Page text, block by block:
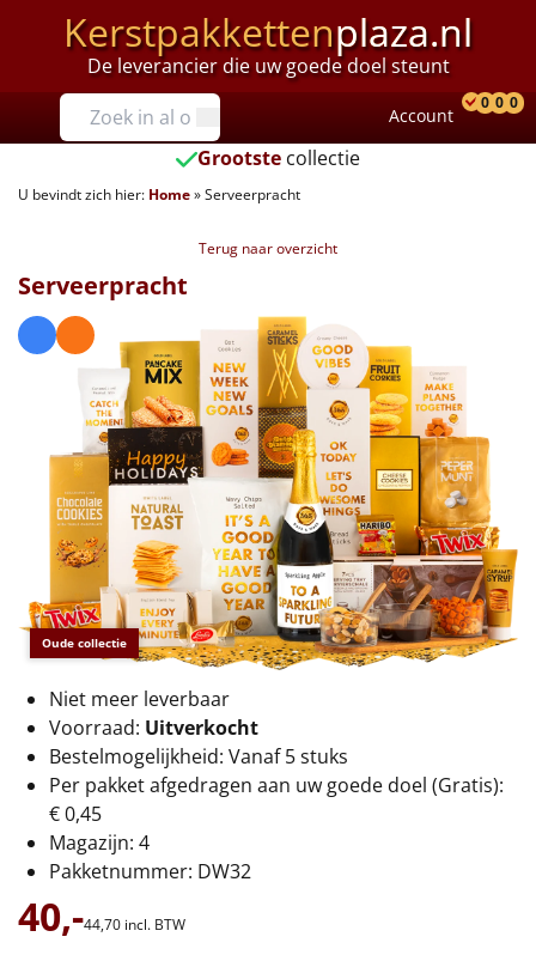
Kerstpakkettenplaza.nl
De leverancier die uw goede doel steunt
Prijzen
Tot €25
€25 tot €35
€40 tot €45
€45 tot €50
€50 tot €55
€55 tot €75
€75 tot €100
€100 en hoger
Alle kerstpakketten 2026
Thema
Origineel
Rituals
Luxe
Mannen
Account
0 0 0
Grootste collectie
U bevindt zich hier: Home»Serveerpracht
Terug naar overzicht
Oude collectie
Serveerpracht
Niet meer leverbaar
Voorraad: Uitverkocht
Bestelmogelijkheid: Vanaf 5 stuks
Per pakket afgedragen aan uw goede doel (Gratis):
€ 0,45
Magazijn: 4
Pakketnummer: DW32
40,-44,70 incl. BTW